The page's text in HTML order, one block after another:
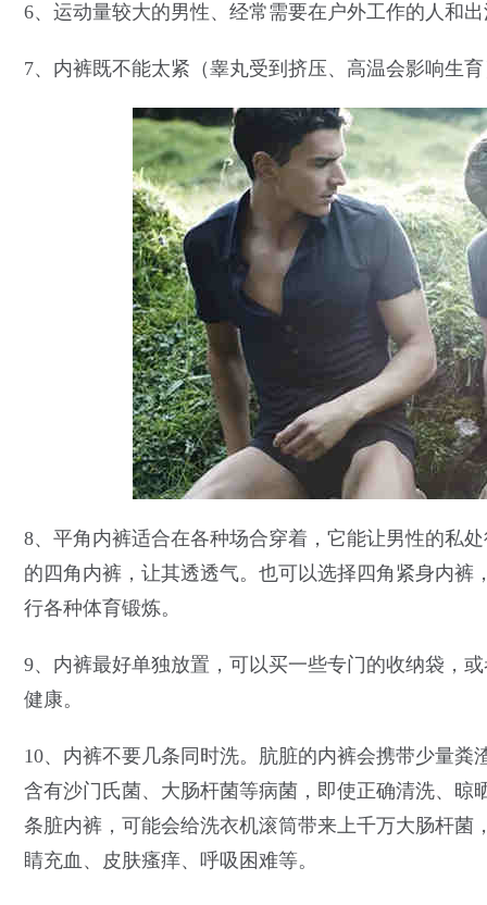
6、运动量较大的男性、经常需要在户外工作的人和
7、内裤既不能太紧（睾丸受到挤压、高温会影响生
8、平角内裤适合在各种场合穿着，它能让男性的私
的四角内裤，让其透透气。也可以选择四角紧身内
行各种体育锻炼。
9、内裤最好单独放置，可以买一些专门的收纳袋，
健康。
10、内裤不要几条同时洗。肮脏的内裤会携带少量
含有沙门氏菌、大肠杆菌等病菌，即使正确清洗、
条脏内裤，可能会给洗衣机滚筒带来上千万大肠杆
睛充血、皮肤瘙痒、呼吸困难等。